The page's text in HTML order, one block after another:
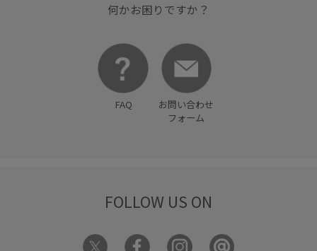
何かお困りですか？
FAQ
お問い合わせ
フォーム
FOLLOW US ON